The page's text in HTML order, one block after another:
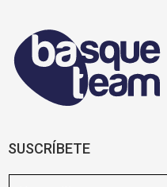
SUSCRÍBETE